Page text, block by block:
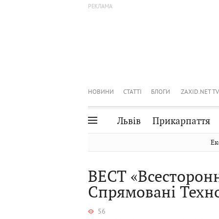
НОВИНИ СТАТТІ БЛОГИ ZAXID.NET TV
Львів Прикарпаття
Волинь
Закарпаття
Чернівці
Шептицький
ВЕСТ
Спрямовані
56